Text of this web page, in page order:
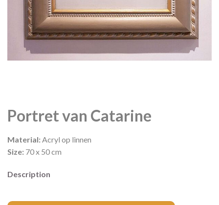
Portret van Catarine
Material: Acryl op linnen
Size: 70 x 50 cm
Description